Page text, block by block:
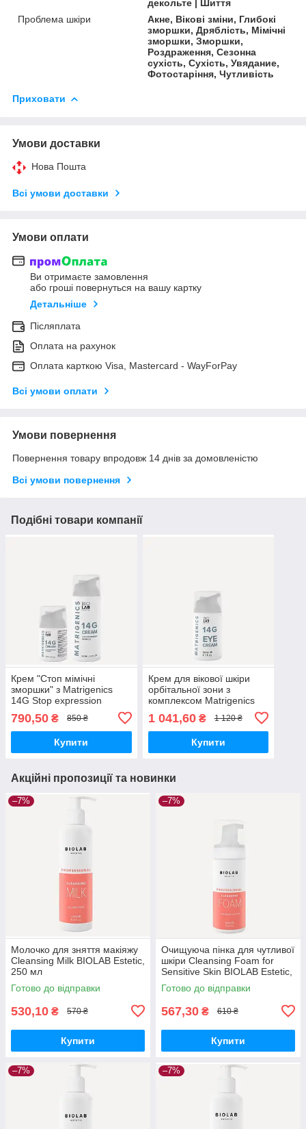
декольте | Шиття
Проблема шкіри
Акне, Вікові зміни, Глибокі
зморшки, Дряблість, Мімічні
зморшки, Зморшки,
Роздраження, Сезонна
сухість, Сухість, Увядание,
Фотостаріння, Чутливість
Приховати
Умови доставки
Нова Пошта
Всі умови доставки
Умови оплати
Ви отримаєте замовлення
або гроші повернуться на вашу картку
Детальніше
Післяплата
Оплата на рахунок
Оплата карткою Visa, Mastercard - WayForPay
Всі умови оплати
Умови повернення
Повернення товару впродовж 14 днів за домовленістю
Всі умови повернення
Подібні товари компанії
Крем "Стоп мімічні
зморшки" з Matrigenics
14G Stop expression
BIOLAB Estetic, 30 мл
790,50 ₴ 850 ₴
Купити
Крем для вікової шкіри
орбітальної зони з
комплексом Matrigenics
14G EYE Cream BIOLAB
Estetic, 50 мл
1 041,60₴ 1 120 ₴
Купити
Акційні пропозиції та новинки
–7%
Молочко для зняття макіяжу
Cleansing Milk BIOLAB Estetic,
250 мл
Готово до відправки
530,10 ₴ 570 ₴
Купити
–7%
Очищуюча пінка для чутливої
шкіри Cleansing Foam for
Sensitive Skin BIOLAB Estetic,
150 мл
Готово до відправки
567,30 ₴ 610 ₴
Купити
–7% –7%